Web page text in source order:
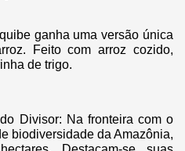
ganha uma versão única
Feito com arroz cozido,
de trigo.
Divisor: Na fronteira com o
biodiversidade da Amazônia,